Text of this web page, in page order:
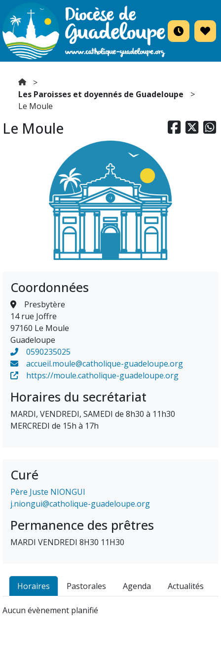
Les Paroisses et doyennés de Guadeloupe
Le Moule
  
Le Moule
Coordonnées
Presbytère
14 rue Joffre
97160 Le Moule
Guadeloupe
0590235025
accueil.moule@catholique-guadeloupe.org
https://moule.catholique-guadeloupe.org
Horaires du secrétariat
MARDI, VENDREDI, SAMEDI de 8h30 à 11h30
MERCREDI de 15h à 17h
Curé
Père Juste NIONGUI
j.niongui@catholique-guadeloupe.org
Permanence des prêtres
MARDI VENDREDI 8H30 11H30
Horaires Pastorales Agenda Actualités
Aucun évènement planifié